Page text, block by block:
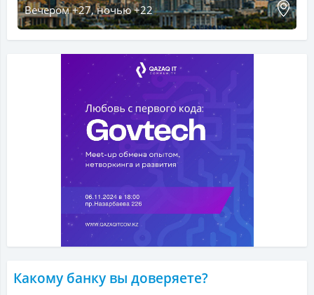
Вечером +27, ночью +22
Какому банку вы доверяете?